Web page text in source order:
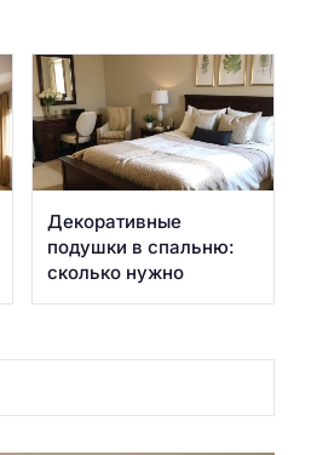
Декоративные
подушки в спальню:
сколько нужно